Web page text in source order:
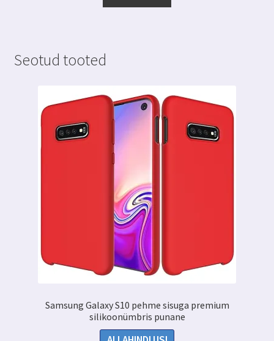
Seotud tooted
Samsung Galaxy S10 pehme sisuga premium
silikoonümbris punane